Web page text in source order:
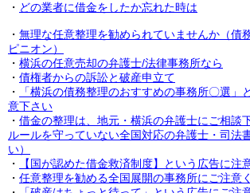
・ どの業者に借金をしたか忘れた時は
・ 無理な任意整理を勧められていませんか（債
ピニオン）
・ 横浜の任意売却の弁護士/法律事務所なら
・ 債権者からの訴訟と破産申立て
・
「横浜の債務整理のおすすめの事務所〇選」
意下さい
・ 借金の整理は、地元・横浜の弁護士にご相談
ルールを守っていない全国対応の弁護士・司法
い）
・
【国が認めた借金救済制度】という広告に注
・ 任意整理を勧める全国展開の事務所にご注意